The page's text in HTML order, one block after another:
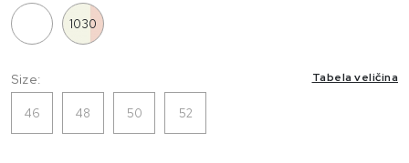
Size: Tabela veličina
46 48 50 52
1030